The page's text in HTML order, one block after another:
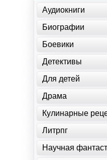
Аудиокниги
Биографии
Боевики
Детективы
Для детей
Драма
Кулинарные
Литрпг
Научная